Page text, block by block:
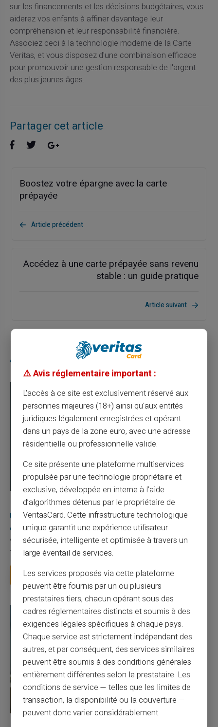
sur les financements et les décisions budgétaires, vous
aiderez vos enfants à affiner davantage leur
compréhension et leur responsabilité financière.
Associez ceci à la technologie moderne de la Carte
Veritas, et vous disposez d'une combinaison efficace
pour promouvoir une gestion responsable de l'argent
des plus jeunes âges.
Partager cet article
Boostez votre épargne avec la carte
prépayée
Article précédent
Accédez à une carte prépayée sans revenu
stable : un guide pratique
Article suivant
Articles similaires
03/08/2026 Veritas Carte prépayée
Une carte bancaire gratuite sans compte, ça
existe ?
Vous avez tapé cette recherche parce que votre banque vous
facture 50 € par an pour une carte que vo...
Lire la suite
⚠️ Avis réglementaire important :
L'accès à ce site est exclusivement réservé aux
personnes majeures (18+) ainsi qu'aux entités
juridiques légalement enregistrées et opérant
dans un pays de la zone euro, avec une adresse
résidentielle ou professionnelle valide.
Ce site présente une plateforme multiservices
propulsée par une technologie propriétaire et
exclusive, développée en interne à l’aide
d’algorithmes détenus par le propriétaire de
VeritasCard. Cette infrastructure technologique
unique garantit une expérience utilisateur
sécurisée, intelligente et optimisée à travers un
large éventail de services.
Les services proposés via cette plateforme
peuvent être fournis par un ou plusieurs
prestataires tiers, chacun opérant sous des
cadres réglementaires distincts et soumis à des
exigences légales spécifiques à chaque pays.
Chaque service est strictement indépendant des
autres, et par conséquent, des services similaires
peuvent être soumis à des conditions générales
entièrement différentes selon le prestataire. Les
conditions de service — telles que les limites de
transaction, la disponibilité ou la couverture —
peuvent donc varier considérablement.